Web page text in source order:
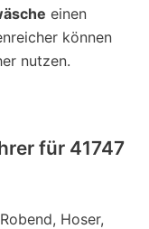
einen
können
nutzen.
für 41747
Hoser,